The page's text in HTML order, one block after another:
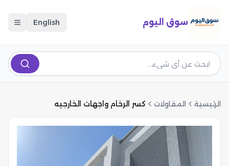
سوق اليوم English
الرئيسية المقاولات كسر الرخام واجهات الخارجيه